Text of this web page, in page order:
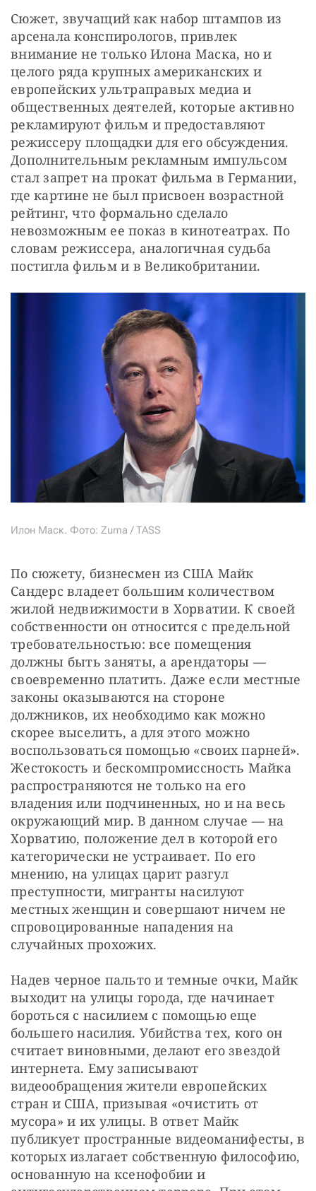
Сюжет, звучащий как набор штампов из
арсенала конспирологов, привлек
внимание не только Илона Маска, но и
целого ряда крупных американских и
европейских ультраправых медиа и
общественных деятелей, которые активно
рекламируют фильм и предоставляют
режиссеру площадки для его обсуждения.
Дополнительным рекламным импульсом
стал запрет на прокат фильма в Германии,
где картине не был присвоен возрастной
рейтинг, что формально сделало
невозможным ее показ в кинотеатрах. По
словам режиссера, аналогичная судьба
постигла фильм и в Великобритании.
Илон Маск. Фото: Zuma / TASS
По сюжету, бизнесмен из США Майк
Сандерс владеет большим количеством
жилой недвижимости в Хорватии. К своей
собственности он относится с предельной
требовательностью: все помещения
должны быть заняты, а арендаторы —
своевременно платить. Даже если местные
законы оказываются на стороне
должников, их необходимо как можно
скорее выселить, а для этого можно
воспользоваться помощью «своих парней».
Жестокость и бескомпромиссность Майка
распространяются не только на его
владения или подчиненных, но и на весь
окружающий мир. В данном случае — на
Хорватию, положение дел в которой его
категорически не устраивает. По его
мнению, на улицах царит разгул
преступности, мигранты насилуют
местных женщин и совершают ничем не
спровоцированные нападения на
случайных прохожих.
Надев черное пальто и темные очки, Майк
выходит на улицы города, где начинает
бороться с насилием с помощью еще
большего насилия. Убийства тех, кого он
считает виновными, делают его звездой
интернета. Ему записывают
видеообращения жители европейских
стран и США, призывая «очистить от
мусора» и их улицы. В ответ Майк
публикует пространные видеоманифесты, в
которых излагает собственную философию,
основанную на ксенофобии и